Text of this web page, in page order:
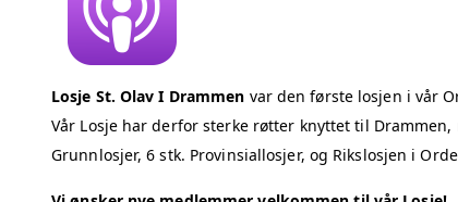
Losje St. Olav I Drammen var den første losjen i vår
Vår Losje har derfor sterke røtter knyttet til
Grunnlosjer, 6 stk. Provinsiallosjer, og Rikslosjen i